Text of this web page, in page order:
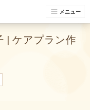
メニュー
| ケアプラン作